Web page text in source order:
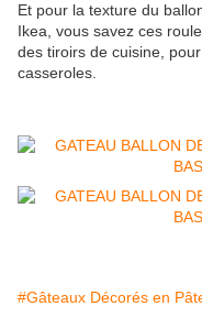
Et pour la texture du
Ikea, vous savez ces
des tiroirs de cuisine,
casseroles.
#Gâteaux Décorés en